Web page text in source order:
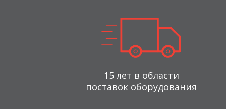
15 лет в области
поставок оборудования